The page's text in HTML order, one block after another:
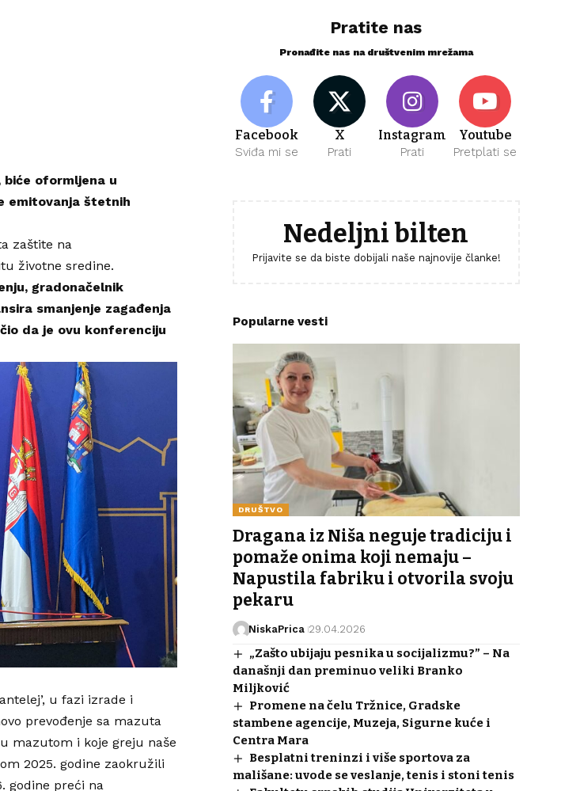
biće oformljena u
emitovanja štetnih
zaštite na
životne sredine.
gradonačelnik
smanjenje zagađenja
da je ovu konferenciju
u fazi izrade i
prevođenje sa mazuta
mazutom i koje greju naše
2025. godine zaokružili
godine preći na
Pratite nas
Pronađite nas na društvenim mrežama
Facebook
Sviđa mi se
X
Prati
Instagram
Prati
Youtube
Pretplati se
Nedeljni bilten
Prijavite se da biste dobijali naše najnovije članke!
Popularne vesti
DRUŠTVO
Dragana iz Niša neguje tradiciju i
pomaže onima koji nemaju –
Napustila fabriku i otvorila svoju
pekaru
NiskaPrica 29.04.2026
„Zašto ubijaju pesnika u socijalizmu?” – Na
današnji dan preminuo veliki Branko
Miljković
Promene na čelu Tržnice, Gradske
stambene agencije, Muzeja, Sigurne kuće i
Centra Mara
Besplatni treninzi i više sportova za
mališane: uvode se veslanje, tenis i stoni tenis